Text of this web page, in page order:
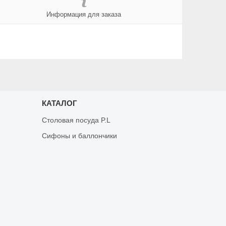
Информация для заказа
КАТАЛОГ
Столовая посуда P.L
Сифоны и баллончики